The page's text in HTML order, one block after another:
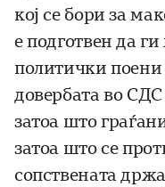
кој се бори за
е подготвен да
политички поени
довербата во
затоа што
затоа што се
сопствената